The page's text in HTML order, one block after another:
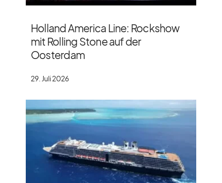
Holland America Line: Rockshow
mit Rolling Stone auf der
Oosterdam
29. Juli 2026